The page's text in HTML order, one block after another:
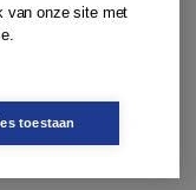
van onze site met
toestaan